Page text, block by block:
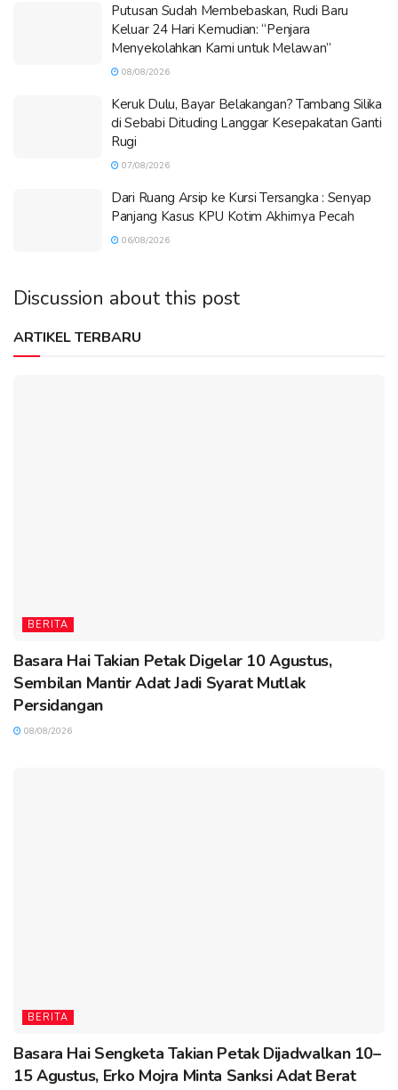
Putusan Sudah Membebaskan, Rudi Baru
Keluar 24 Hari Kemudian: “Penjara
Menyekolahkan Kami untuk Melawan”
08/08/2026
Keruk Dulu, Bayar Belakangan? Tambang Silika
di Sebabi Dituding Langgar Kesepakatan Ganti
Rugi
07/08/2026
Dari Ruang Arsip ke Kursi Tersangka : Senyap
Panjang Kasus KPU Kotim Akhirnya Pecah
06/08/2026
Discussion about this post
ARTIKEL TERBARU
BERITA
Basara Hai Takian Petak Digelar 10 Agustus,
Sembilan Mantir Adat Jadi Syarat Mutlak
Persidangan
08/08/2026
BERITA
Basara Hai Sengketa Takian Petak Dijadwalkan 10–
15 Agustus, Erko Mojra Minta Sanksi Adat Berat